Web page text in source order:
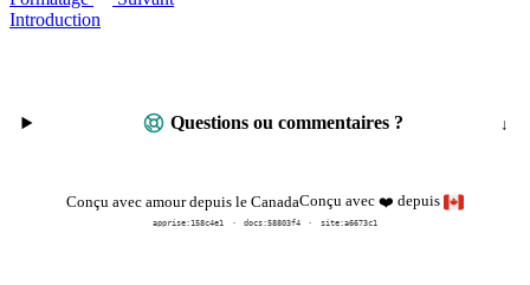
Introduction
Questions ou commentaires ?
Conçu avec amour depuis le CanadaConçu avec ❤️ depuis
apprise:158c4e1 docs:58803f4 site:a6673c1